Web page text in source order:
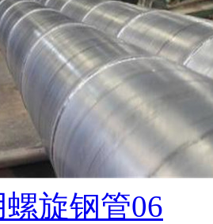
旋钢管06